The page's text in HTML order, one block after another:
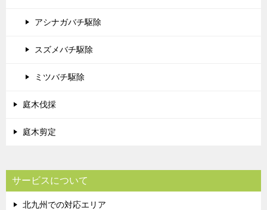
アシナガバチ駆除
スズメバチ駆除
ミツバチ駆除
庭木伐採
庭木剪定
サービスについて
北九州での対応エリア